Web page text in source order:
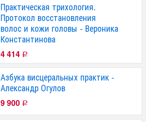
Практическая трихология.
Протокол восстановления
волос и кожи головы - Вероника
Константинова
4 414 Р
Азбука висцеральных практик -
Александр Огулов
9 900 Р